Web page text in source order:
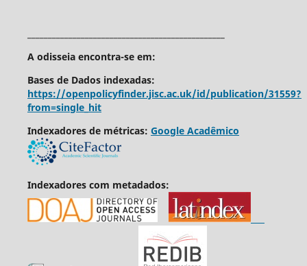
A odisseia encontra-se em:
Bases de Dados indexadas:
https://openpolicyfinder.jisc.ac.uk/id/publication/31559?
from=single_hit
Indexadores de métricas: Google Acadêmico
Indexadores com metadados: